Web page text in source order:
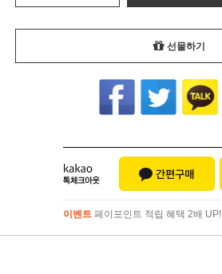
선물하기
이벤트 페이포인트 적립 혜택 2배 UP!
이벤트페이포인트 적립 혜택 2배 UP!